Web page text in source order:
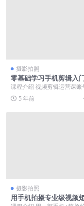
摄影拍照
零基础学习手机剪辑入
通
课程介绍 视频剪辑运营课账
直播全套视频课，课程涵盖
间百人千人的心路历...
5 年前
摄影拍照
用手机拍摄专业级视频